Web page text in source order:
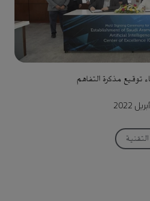
توقيع مذكرة التفاهم
التقنية